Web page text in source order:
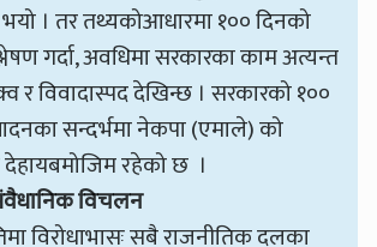
। तर तथ्यकोआधारमा १०० दिनको
गर्दा, अवधिमा सरकारका काम अत्यन्त
र विवादास्पद देखिन्छ । सरकारको १००
सन्दर्भमा नेकपा (एमाले) को
देहायबमोजिम रहेको छ ।
विचलन
विरोधाभासः सबै राजनीतिक दलका